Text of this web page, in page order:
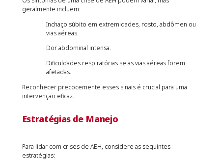
geralmente incluem:
Inchaço súbito em extremidades, rosto, abdômen ou
vias aéreas.
Dor abdominal intensa.
Dificuldades respiratórias se as vias aéreas forem
afetadas.
Reconhecer precocemente esses sinais é crucial para uma
intervenção eficaz.
Estratégias de Manejo
Para lidar com crises de AEH, considere as seguintes
estratégias: